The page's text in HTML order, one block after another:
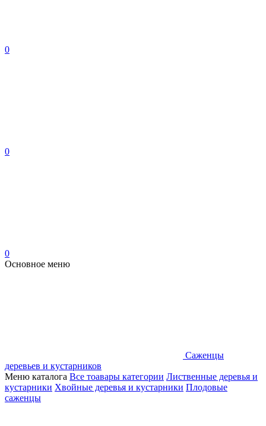
0
0
0
Основное меню
Саженцы
деревьев и кустарников
Меню каталога Все тоавары категории Лиственные деревья и
кустарники Хвойные деревья и кустарники Плодовые
саженцы